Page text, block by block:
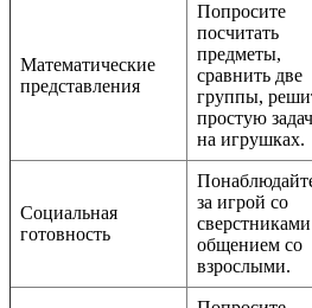
Математические
представления
Попросите
посчитать
предметы,
сравнить две
группы,
простую
на игрушках.
Социальная
готовность
за игрой со
общением со
взрослыми.